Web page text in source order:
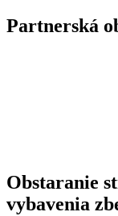
Partnerská
Obstaranie
vybavenia